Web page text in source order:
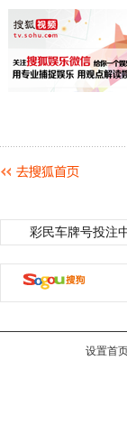
彩民车牌号投注
设置首